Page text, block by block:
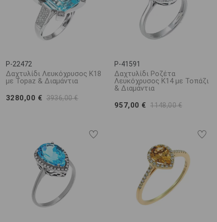
P-22472
Δαχτυλίδι Λευκόχρυσος Κ18
με Topaz & Διαμάντια
3280,00 € 3936,00 €
P-41591
Δαχτυλίδι Ροζέτα
Λευκόχρυσος Κ14 με Τοπάζι
& Διαμάντια
957,00 € 1148,00 €